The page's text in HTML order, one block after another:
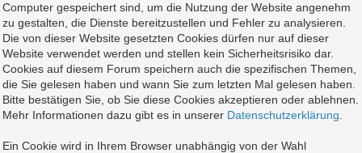
Computer gespeichert sind, um die Nutzung der Website angenehm
zu gestalten, die Dienste bereitzustellen und Fehler zu analysieren.
Die von dieser Website gesetzten Cookies dürfen nur auf dieser
Website verwendet werden und stellen kein Sicherheitsrisiko dar.
Cookies auf diesem Forum speichern auch die spezifischen Themen,
die Sie gelesen haben und wann Sie zum letzten Mal gelesen haben.
Bitte bestätigen Sie, ob Sie diese Cookies akzeptieren oder ablehnen.
Mehr Informationen dazu gibt es in unserer Datenschutzerklärung
Ein Cookie wird in Ihrem Browser unabhängig von der Wahl